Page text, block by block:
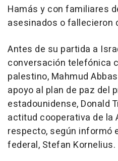
Hamás y con familiares
asesinados o fallecieron
Antes de su partida a
conversación telefónica
palestino, Mahmud
apoyo al plan de paz del
estadounidense, Donald
actitud cooperativa de la
respecto, según informó
federal, Stefan Kornelius.